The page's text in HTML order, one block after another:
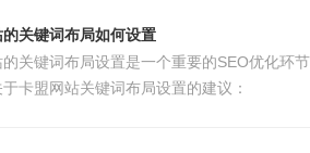
关键词布局如何设置
关键词布局设置是一个重要的SEO优化环
卡盟网站关键词布局设置的建议：